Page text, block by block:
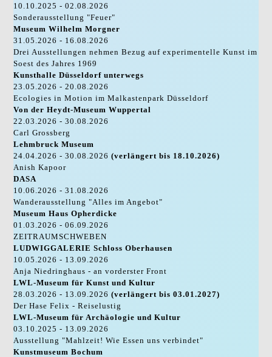
10.10.2025 - 02.08.2026
Sonderausstellung "Feuer"
Museum Wilhelm Morgner
31.05.2026 - 16.08.2026
Drei Ausstellungen nehmen Bezug auf experimentelle Kunst im
Soest des Jahres 1969
Kunsthalle Düsseldorf unterwegs
23.05.2026 - 20.08.2026
Ecologies in Motion im Malkastenpark Düsseldorf
Von der Heydt-Museum Wuppertal
22.03.2026 - 30.08.2026
Carl Grossberg
Lehmbruck Museum
24.04.2026 - 30.08.2026(verlängert bis 18.10.2026)
Anish Kapoor
DASA
10.06.2026 - 31.08.2026
Wanderausstellung "Alles im Angebot"
Museum Haus Opherdicke
01.03.2026 - 06.09.2026
ZEITRAUMSCHWEBEN
LUDWIGGALERIE Schloss Oberhausen
10.05.2026 - 13.09.2026
Anja Niedringhaus - an vorderster Front
LWL-Museum für Kunst und Kultur
28.03.2026 - 13.09.2026(verlängert bis 03.01.2027)
Der Hase Felix - Reiselustig
LWL-Museum für Archäologie und Kultur
03.10.2025 - 13.09.2026
Ausstellung "Mahlzeit! Wie Essen uns verbindet"
Kunstmuseum Bochum